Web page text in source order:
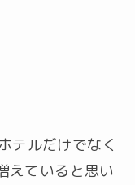
テルだけでなく
えていると思い